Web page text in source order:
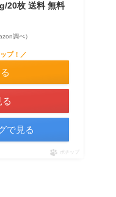
20枚 送料 無料
調べ）
プ！／
で見る
ポチップ